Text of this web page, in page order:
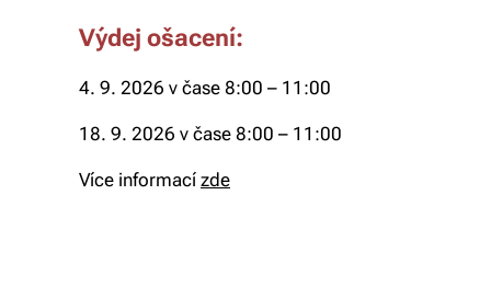
Výdej ošacení:
4. 9. 2026 v čase 8:00 – 11:00
18. 9. 2026 v čase 8:00 – 11:00
Více informací zde